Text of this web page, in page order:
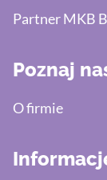
Partner MKB
Poznaj
O firmie